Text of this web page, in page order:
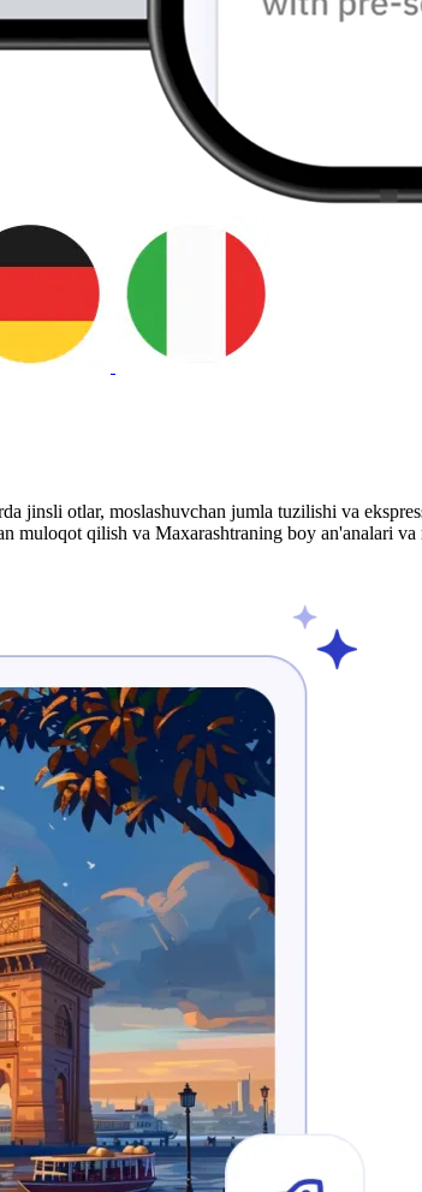
jinsli otlar, moslashuvchan jumla tuzilishi va
muloqot qilish va Maxarashtraning boy an'analari